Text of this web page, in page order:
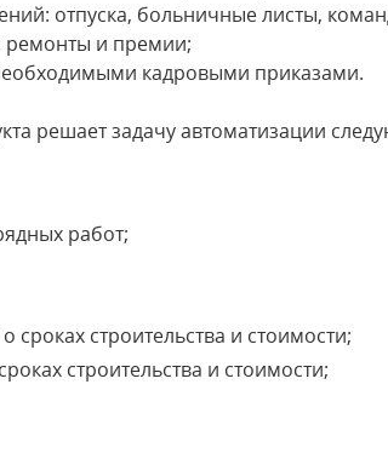
отпуска, больничные листы,
ремонты и премии;
кадровыми приказами.
решает задачу автоматизации
работ;
строительства и стоимости;
строительства и стоимости;